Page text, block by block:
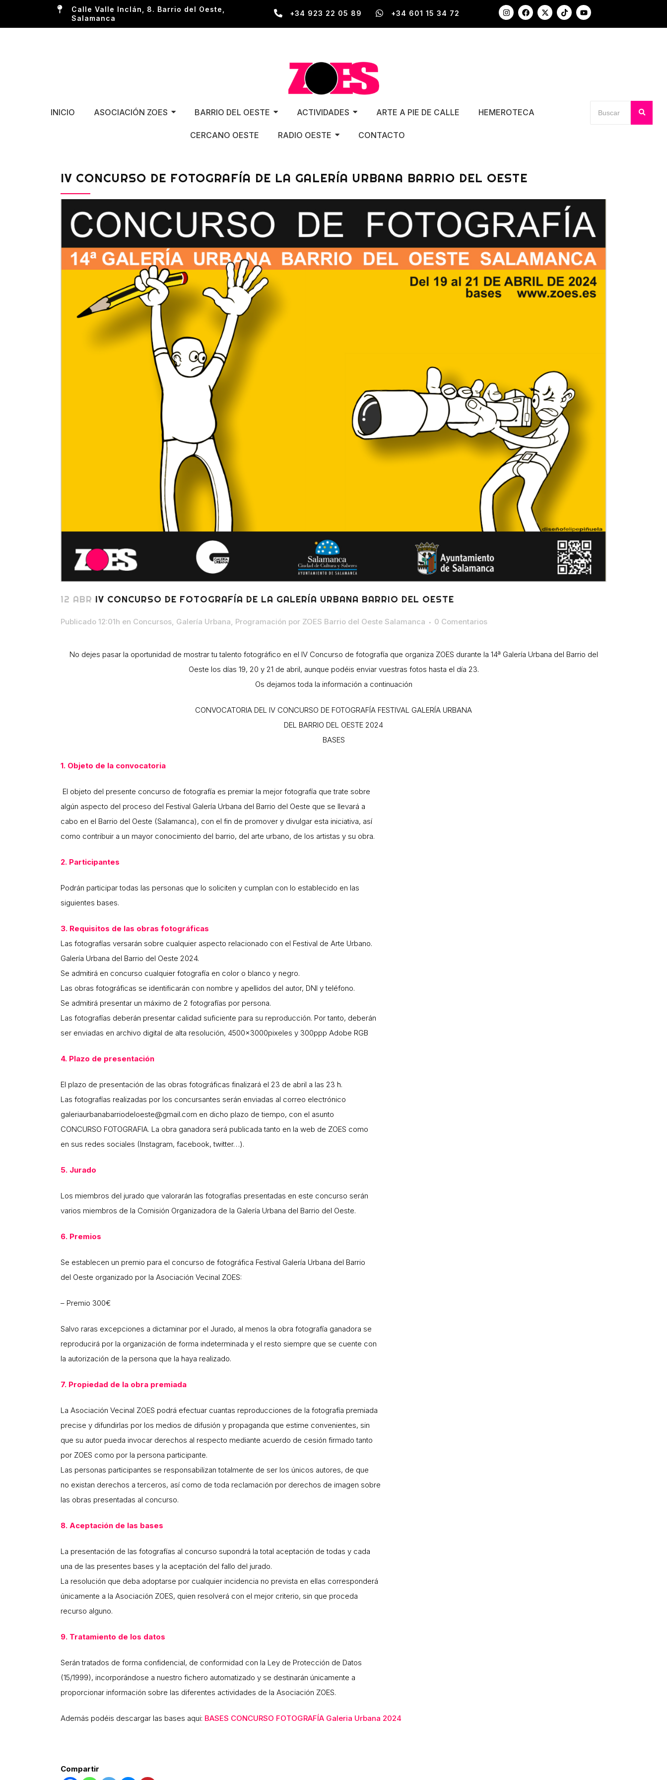
Calle Valle Inclán, 8. Barrio del Oeste,
Salamanca
+34 923 22 05 89 +34 601 15 34 72
INICIO ASOCIACIÓN ZOES BARRIO DEL OESTE ACTIVIDADES ARTE A PIE DE CALLE HEMEROTECA
CERCANO OESTE RADIO OESTE CONTACTO
IV CONCURSO DE FOTOGRAFÍA DE LA GALERÍA URBANA BARRIO DEL OESTE
12 ABR IV CONCURSO DE FOTOGRAFÍA DE LA GALERÍA URBANA BARRIO DEL OESTE
Publicado 12:01h en Concursos, Galería Urbana, Programación por ZOES Barrio del Oeste Salamanca 0 Comentarios
No dejes pasar la oportunidad de mostrar tu talento fotográfico en el IV Concurso de fotografía que organiza ZOES durante la 14ª Galería Urbana del Barrio del
Oeste los días 19, 20 y 21 de abril, aunque podéis enviar vuestras fotos hasta el día 23.
Os dejamos toda la información a continuación
CONVOCATORIA DEL IV CONCURSO DE FOTOGRAFÍA FESTIVAL GALERÍA URBANA
DEL BARRIO DEL OESTE 2024
BASES
1. Objeto de la convocatoria
El objeto del presente concurso de fotografía es premiar la mejor fotografía que trate sobre
algún aspecto del proceso del Festival Galería Urbana del Barrio del Oeste que se llevará a
cabo en el Barrio del Oeste (Salamanca), con el fin de promover y divulgar esta iniciativa, así
como contribuir a un mayor conocimiento del barrio, del arte urbano, de los artistas y su obra.
2. Participantes
Podrán participar todas las personas que lo soliciten y cumplan con lo establecido en las
siguientes bases.
3. Requisitos de las obras fotográficas
Las fotografías versarán sobre cualquier aspecto relacionado con el Festival de Arte Urbano.
Galería Urbana del Barrio del Oeste 2024.
Se admitirá en concurso cualquier fotografía en color o blanco y negro.
Las obras fotográficas se identificarán con nombre y apellidos del autor, DNI y teléfono.
Se admitirá presentar un máximo de 2 fotografías por persona.
Las fotografías deberán presentar calidad suficiente para su reproducción. Por tanto, deberán
ser enviadas en archivo digital de alta resolución, 4500x3000pixeles y 300ppp Adobe RGB
4. Plazo de presentación
El plazo de presentación de las obras fotográficas finalizará el 23 de abril a las 23 h.
Las fotografías realizadas por los concursantes serán enviadas al correo electrónico
galeriaurbanabarriodeloeste@gmail.com en dicho plazo de tiempo, con el asunto
CONCURSO FOTOGRAFIA. La obra ganadora será publicada tanto en la web de ZOES como
en sus redes sociales (Instagram, facebook, twitter…).
5. Jurado
Los miembros del jurado que valorarán las fotografías presentadas en este concurso serán
varios miembros de la Comisión Organizadora de la Galería Urbana del Barrio del Oeste.
6. Premios
Se establecen un premio para el concurso de fotográfica Festival Galería Urbana del Barrio
del Oeste organizado por la Asociación Vecinal ZOES:
– Premio 300€
Salvo raras excepciones a dictaminar por el Jurado, al menos la obra fotografía ganadora se
reproducirá por la organización de forma indeterminada y el resto siempre que se cuente con
la autorización de la persona que la haya realizado.
7. Propiedad de la obra premiada
La Asociación Vecinal ZOES podrá efectuar cuantas reproducciones de la fotografía premiada
precise y difundirlas por los medios de difusión y propaganda que estime convenientes, sin
que su autor pueda invocar derechos al respecto mediante acuerdo de cesión firmado tanto
por ZOES como por la persona participante.
Las personas participantes se responsabilizan totalmente de ser los únicos autores, de que
no existan derechos a terceros, así como de toda reclamación por derechos de imagen sobre
las obras presentadas al concurso.
8. Aceptación de las bases
La presentación de las fotografías al concurso supondrá la total aceptación de todas y cada
una de las presentes bases y la aceptación del fallo del jurado.
La resolución que deba adoptarse por cualquier incidencia no prevista en ellas corresponderá
únicamente a la Asociación ZOES, quien resolverá con el mejor criterio, sin que proceda
recurso alguno.
9. Tratamiento de los datos
Serán tratados de forma confidencial, de conformidad con la Ley de Protección de Datos
(15/1999), incorporándose a nuestro fichero automatizado y se destinarán únicamente a
proporcionar información sobre las diferentes actividades de la Asociación ZOES.
Además podéis descargar las bases aqui: BASES CONCURSO FOTOGRAFÍA Galeria Urbana 2024
Compartir